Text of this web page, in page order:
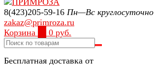
8(423)205-59-16 Пн—Вс круглосуточно
zakaz@primroza.ru
Корзина
0 руб.
Бесплатная доставка от